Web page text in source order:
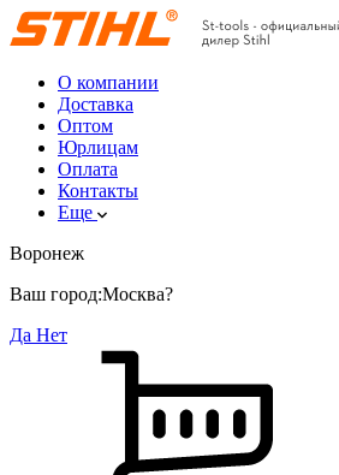
О компании
Доставка
Оптом
Юрлицам
Оплата
Контакты
Еще
Воронеж
Ваш город:Москва?
Да Нет